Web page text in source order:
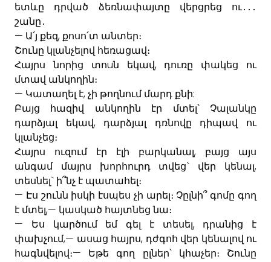
ետևը
դրված ձեռնափայտը վերցրեց ու․․․
շանը ․
— Ա՛յ քեզ, քոսո՛տ անտեր։
Շունը կլանչելով հեռացավ։
Հայրս
նորից տոuն եկավ, դուռը փակեց
ու
մտավ անկողին։
— Կատաղել է, չի թողնում մարդ քնի:
Բայց հազիվ անկողին էր մտել՝
Չալանկը
դարձյալ
եկավ, դարձյալ դռնովը դիպավ
ու
կլանչեց։
Հայրս
ուզում էր էլի բարկանալ, բայց
այս
անգամ
մայրս խորհուրդ տվեց` վեր կենալ,
տեսնել` ի՞նչ է պատահել։
— Էս շունն իսկի էսպես չի արել։ Չըլնի՞ գոմը գող
է մտել,— կասկած հայտնեց նա։
— Ես կարծում եմ գել է տեսել, դրանից
է
փախչում,— ասաց հայրս, դժգոհ վեր կենալով ու
հագնվելով։— Եթե գող ըլներ՝ կհաչեր։
Շունը